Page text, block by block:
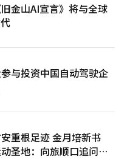
金山AI宣言》将与全球
与投资中国自动驾驶企
重根足迹 金月培新书
动圣地：向旅顺口追问历